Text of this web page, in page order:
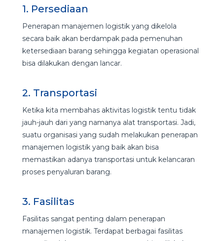
1. Persediaan
Penerapan manajemen logistik yang dikelola
secara baik akan berdampak pada pemenuhan
ketersediaan barang sehingga kegiatan operasional
bisa dilakukan dengan lancar.
2. Transportasi
Ketika kita membahas aktivitas logistik tentu tidak
jauh-jauh dari yang namanya alat transportasi. Jadi,
suatu organisasi yang sudah melakukan penerapan
manajemen logistik yang baik akan bisa
memastikan adanya transportasi untuk kelancaran
proses penyaluran barang.
3. Fasilitas
Fasilitas sangat penting dalam penerapan
manajemen logistik. Terdapat berbagai fasilitas